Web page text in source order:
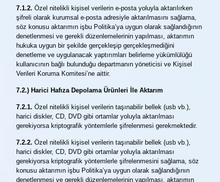
7.1.2. Özel nitelikli kişisel verilerin e-posta yoluyla aktarılırken
şifreli olarak kurumsal e-posta adresiyle aktarılmasını sağlama,
söz konusu aktarımın işbu Politika’ya uygun olarak sağlandığının
denetlenmesi ve gerekli düzenlemelerinin yapılması, aktarımın
hukuka uygun bir şekilde gerçekleşip gerçekleşmediğini
denetleme ve uygulanacak yaptırımları belirleme yükümlülüğü
kullanıcının bağlı bulunduğu departmanın yöneticisi ve Kişisel
Verileri Koruma Komitesi’ne aittir.
7.2.) Harici Hafıza Depolama Ürünleri İle Aktarım
7.2.1. Özel nitelikli kişisel verilerin taşınabilir bellek (usb vb.),
harici diskler, CD, DVD gibi ortamlar yoluyla aktarılması
gerekiyorsa kriptografik yöntemlerle şifrelenmesi gerekmektedir.
7.2.2. Özel nitelikli kişisel verilerin taşınabilir bellek (usb vb.),
harici diskler, CD, DVD gibi ortamlar yoluyla aktarılması
gerekiyorsa kriptografik yöntemlerle şifrelenmesini sağlama, söz
konusu aktarımın işbu Politika’ya uygun olarak sağlandığının
denetlenmesi ve gerekli düzenlemelerinin yapılması, aktarımın